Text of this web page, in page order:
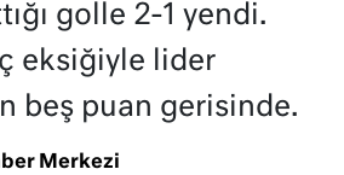
golle 2-1 yendi.
eksiğiyle lider
beş puan gerisinde.
Merkezi